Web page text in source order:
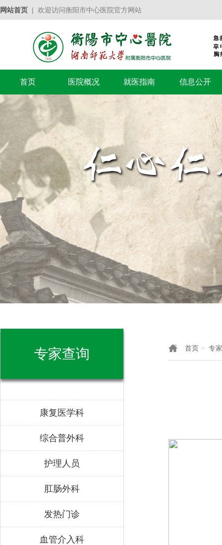
网站首页 | 欢迎访问衡阳市中心医院官方网站
首页 医院概况 就医指南 信息公开
专家查询
康复医学科
综合普外科
护理人员
肛肠外科
发热门诊
血管介入科
首页 > 专